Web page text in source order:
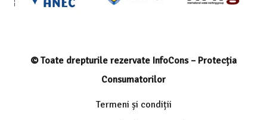
© Toate drepturile rezervate InfoCons – Protecția
Consumatorilor
Termeni și condiții